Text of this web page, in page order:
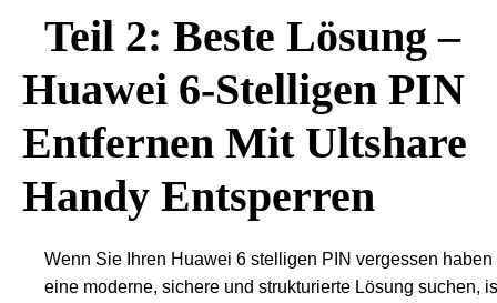
Teil 2: Beste Lösung –
Huawei 6-Stelligen PIN
Entfernen Mit Ultshare
Handy Entsperren
Wenn Sie Ihren Huawei 6 stelligen PIN vergessen haben
eine moderne, sichere und strukturierte Lösung suchen,